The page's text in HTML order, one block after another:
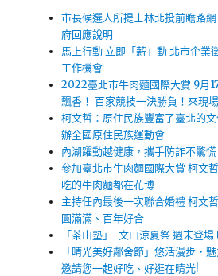
市長候選人所提士林北投前瞻路
府回應說明
馬上行動 立即「薪」動 北市企業
工作機會
2022臺北市牛肉麵國際大賞 9月
飄香！ 百家競技一決勝負！來現
柯文哲：原住民族豐富了臺北的
辦全國原住民族運動會
內湖躍動越健康，攜手防詐不驚慌
參加臺北市牛肉麵國際大賞 柯文
吃的牛肉麵都在花博
主持任內最後一次聯合婚禮 柯文
圓滿滿、百年好合
「茶山塾」-文山涼夏祭 週末登
「晴光美好鄰舍節」悠活漫步‧
邀請您一起好吃、好逛在晴光!